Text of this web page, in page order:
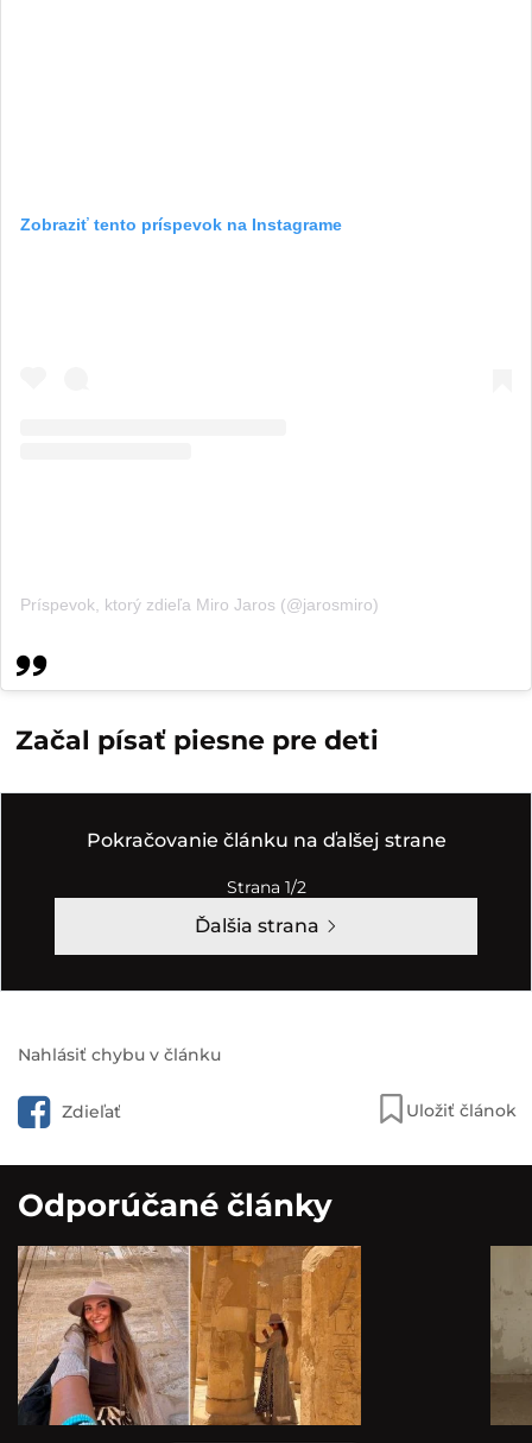
Zobraziť tento príspevok na Instagrame
Príspevok, ktorý zdieľa Miro Jaros (@jarosmiro)
Začal písať piesne pre deti
Pokračovanie článku na ďalšej strane
Strana 1/2
Ďalšia strana
Nahlásiť chybu v článku
Zdieľať Uložiť článok
Odporúčané články